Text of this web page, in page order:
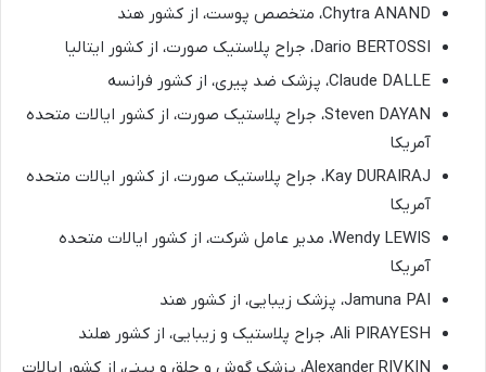
Chytra ANAND، متخصص پوست، از کشور هند
Dario BERTOSSI، جراح پلاستیک صورت، از کشور ایتالیا
Claude DALLE، پزشک ضد پیری، از کشور فرانسه
Steven DAYAN، جراح پلاستیک صورت، از کشور ایالات متحده
آمریکا
Kay DURAIRAJ، جراح پلاستیک صورت، از کشور ایالات متحده
آمریکا
Wendy LEWIS، مدیر عامل شرکت، از کشور ایالات متحده
آمریکا
Jamuna PAI، پزشک زیبایی، از کشور هند
Ali PIRAYESH، جراح پلاستیک و زیبایی، از کشور هلند